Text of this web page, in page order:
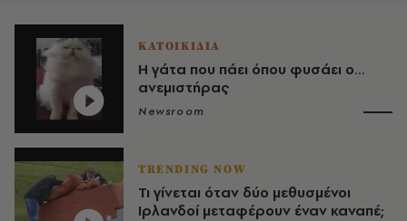
ΚΑΤΟΙΚΙΔΙΑ
Η γάτα που πάει όπου φυσάει ο…
ανεμιστήρας
Newsroom
TRENDING NOW
Τι γίνεται όταν δύο μεθυσμένοι
Ιρλανδοί μεταφέρουν έναν καναπέ;